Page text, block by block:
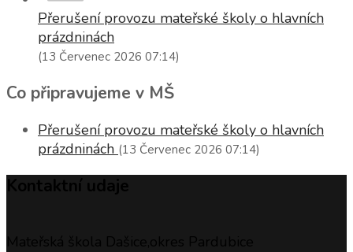
Přerušení provozu mateřské školy o hlavních
prázdninách
(13 Červenec 2026 07:14)
Co připravujeme v MŠ
Přerušení provozu mateřské školy o hlavních
prázdninách (13 Červenec 2026 07:14)